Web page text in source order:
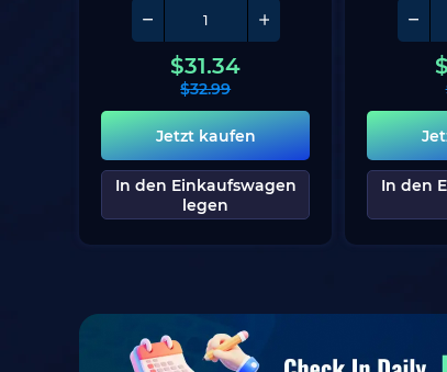
$31.34
$32.99
Jetzt kaufen
In den Einkaufswagen
legen
$
In den